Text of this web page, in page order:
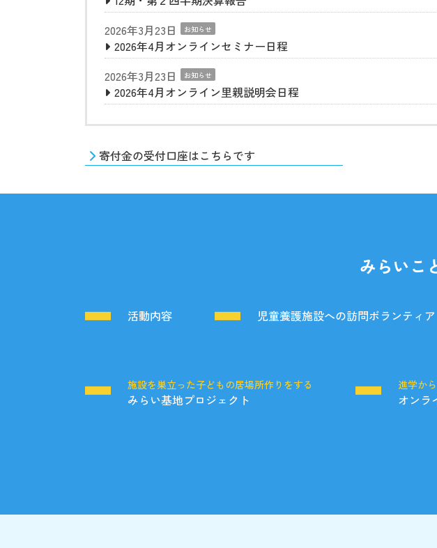
2026年3月23日
お知らせ
2026年4月オンラインセミナー日程
2026年3月23日
お知らせ
2026年4月オンライン里親説明会日程
寄付金の受付口座はこちらです
みらいこ
活動内容 児童養護施設への訪問ボランティア
施設を巣立った子どもの居場所作りをする
みらい基地プロジェクト
進学か
オンラ